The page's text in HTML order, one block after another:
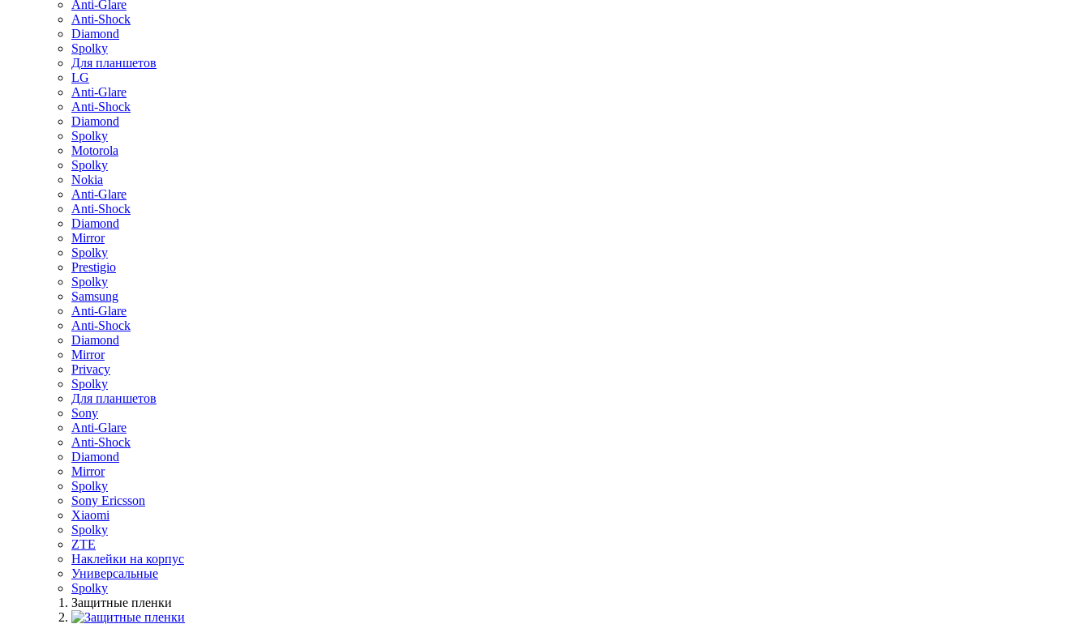
Anti-Glare
Anti-Shock
Diamond
Spolky
Для планшетов
LG
Anti-Glare
Anti-Shock
Diamond
Spolky
Motorola
Spolky
Nokia
Anti-Glare
Anti-Shock
Diamond
Mirror
Spolky
Prestigio
Spolky
Samsung
Anti-Glare
Anti-Shock
Diamond
Mirror
Privacy
Spolky
Для планшетов
Sony
Anti-Glare
Anti-Shock
Diamond
Mirror
Spolky
Sony Ericsson
Xiaomi
Spolky
ZTE
Наклейки на корпус
Универсальные
Spolky
Защитные пленки